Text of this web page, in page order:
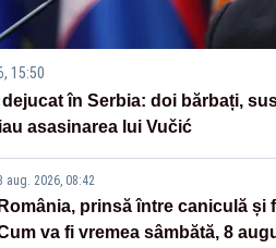
15:50
în Serbia: doi bărbați,
asasinarea lui Vučić
aug. 2026, 08:42
România, prinsă între caniculă și
va fi vremea sâmbătă, 8